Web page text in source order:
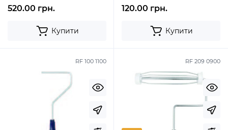
520.00 грн.
Купити
120.00 грн.
Купити
RF 100 1100 RF 209 0900